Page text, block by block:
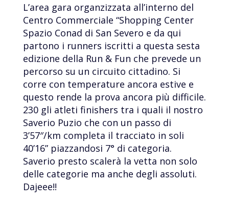
L’area gara organzizzata all’interno del
Centro Commerciale “Shopping Center
Spazio Conad di San Severo e da qui
partono i runners iscritti a questa sesta
edizione della Run & Fun che prevede un
percorso su un circuito cittadino. Si
corre con temperature ancora estive e
questo rende la prova ancora più difficile.
230 gli atleti finishers tra i quali il nostro
Saverio Puzio che con un passo di
3’57″/km completa il tracciato in soli
40’16” piazzandosi 7° di categoria.
Saverio presto scalerà la vetta non solo
delle categorie ma anche degli assoluti.
Dajeee!!